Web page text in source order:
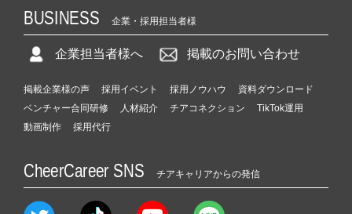
BUSINESS 企業・採用担当者様
企業担当者様へ 掲載のお問い合わせ
掲載企業様の声 採用イベント 採用ノウハウ
資料ダウンロード
ベンチャー合同研修
人材紹介 チアコネクション
TikTok運用
動画制作
採用代行
CheerCareer SNS チアキャリアからの発信